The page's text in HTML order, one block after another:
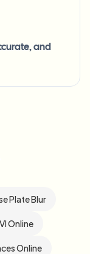
and
Plate Blur
Online
Online